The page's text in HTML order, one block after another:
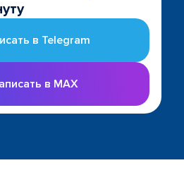
в Telegram
в MAX